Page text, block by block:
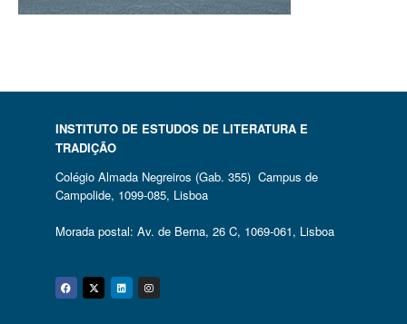
INSTITUTO DE ESTUDOS DE LITERATURA E
TRADIÇÃO
Colégio Almada Negreiros (Gab. 355) Campus de
Campolide, 1099-085, Lisboa
Morada postal: Av. de Berna, 26 C, 1069-061, Lisboa
Facebook
Twitter
Linkedin
Instagram